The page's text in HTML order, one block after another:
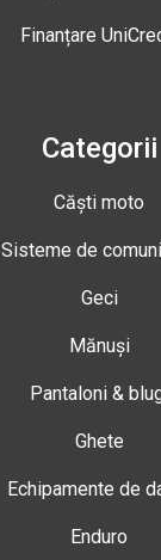
Finanțare
Categorii
Căști moto
Sisteme de
Geci
Mănuși
Pantaloni &
Ghete
Echipamente de
Enduro